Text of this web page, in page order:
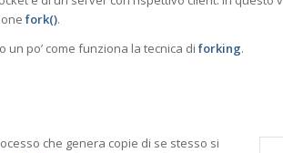
fork().
po’ come funziona la tecnica di forking.
che genera copie di se stesso si